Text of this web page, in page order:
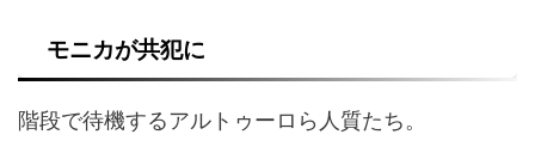
モニカが共犯に
階段で待機するアルトゥーロら人質たち。